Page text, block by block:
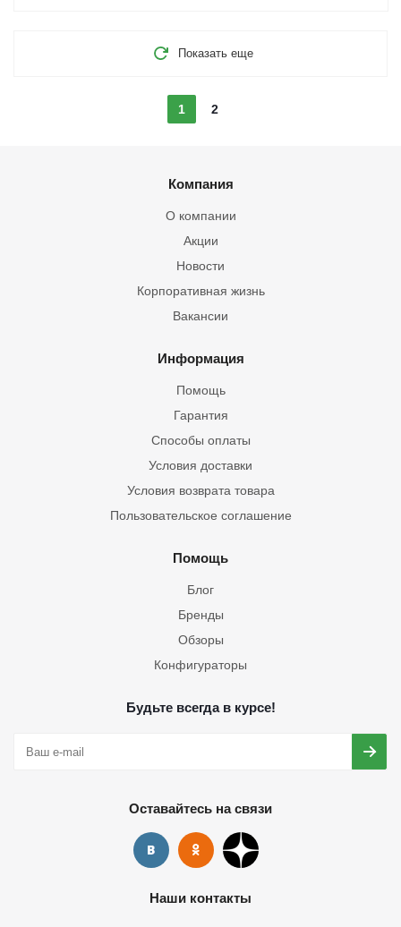
Показать еще
1 2
Компания
О компании
Акции
Новости
Корпоративная жизнь
Вакансии
Информация
Помощь
Гарантия
Способы оплаты
Условия доставки
Условия возврата товара
Пользовательское соглашение
Помощь
Блог
Бренды
Обзоры
Конфигураторы
Будьте всегда в курсе!
Оставайтесь на связи
Наши контакты